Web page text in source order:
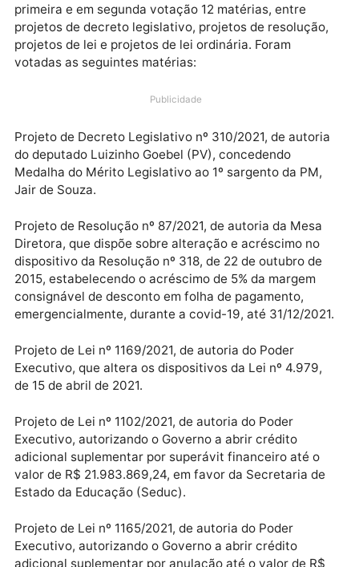
Após ampla discussão, os deputados aprovaram em
projetos de decreto legislativo, projetos de
votadas as seguintes matérias:
Publicidade
Projeto de Decreto Legislativo nº 310/2021, de
do deputado Luizinho Goebel (PV), concedendo
Medalha do Mérito Legislativo ao 1º sargento da PM,
Jair de Souza.
Projeto de Resolução nº 87/2021, de autoria da Mesa
dispositivo da Resolução nº 318, de 22 de outubro de
2015, estabelecendo o acréscimo de 5% da margem
emergencialmente, durante a covid-19, até 31/12/
Projeto de Lei nº 1169/2021, de autoria do Poder
Executivo, que altera os dispositivos da Lei nº 4.979,
de 15 de abril de 2021.
Projeto de Lei nº 1102/2021, de autoria do Poder
Executivo, autorizando o Governo a abrir crédito